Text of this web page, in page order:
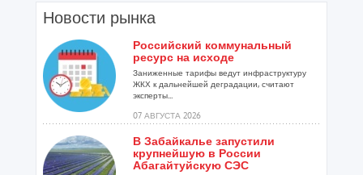
Новости рынка
Российский коммунальный
ресурс на исходе
Заниженные тарифы ведут инфраструктуру
ЖКХ к дальнейшей деградации, считают
эксперты...
07 АВГУСТА 2026
В Забайкалье запустили
крупнейшую в России
Абагайтуйскую СЭС